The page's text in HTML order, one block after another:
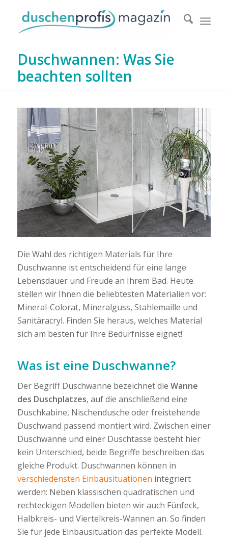
Duschwannen: Was Sie
beachten sollten
Die Wahl des richtigen Materials für Ihre
Duschwanne ist entscheidend für eine lange
Lebensdauer und Freude an Ihrem Bad. Heute
stellen wir Ihnen die beliebtesten Materialien vor:
Mineral-Colorat, Mineralguss, Stahlemaille und
Sanitäracryl. Finden Sie heraus, welches Material
sich am besten für Ihre Bedürfnisse eignet!
Was ist eine Duschwanne?
Der Begriff Duschwanne bezeichnet die Wanne
des Duschplatzes, auf die anschließend eine
Duschkabine, Nischendusche oder freistehende
Duschwand passend montiert wird. Zwischen einer
Duschwanne und einer Duschtasse besteht hier
kein Unterschied, beide Begriffe beschreiben das
gleiche Produkt. Duschwannen können in
verschiedensten Einbausituationen integriert
werden: Neben klassischen quadratischen und
rechteckigen Modellen bieten wir auch Fünfeck,
Halbkreis- und Viertelkreis-Wannen an. So finden
Sie für jede Einbausituation das perfekte Modell.